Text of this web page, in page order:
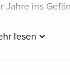
lesen
Jahre ins
startet Tobey